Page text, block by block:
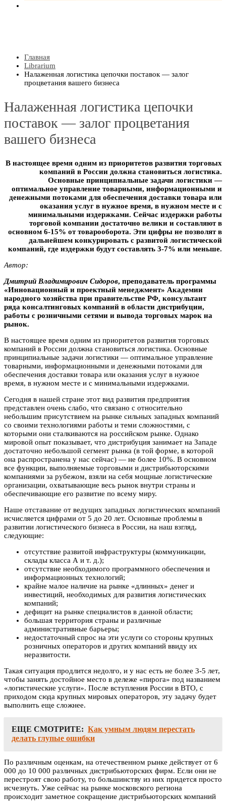
Главная
Librarium
Налаженная логистика цепочки поставок — залог
процветания вашего бизнеса
Налаженная логистика цепочки
поставок — залог процветания
вашего бизнеса
В настоящее время одним из приоритетов развития торговых
компаний в России должна становиться логистика.
Основные принципиальные задачи логистики —
оптимальное управление товарными, информационными и
денежными потоками для обеспечения доставки товара или
оказания услуг в нужное время, в нужном месте и с
минимальными издержками. Сейчас издержки работы
торговой компании достаточно велики и составляют в
основном 6-15% от товарооборота. Эти цифры не позволят в
дальнейшем конкурировать с развитой логистической
компаний, где издержки будут составлять 3-7% или меньше.
Автор:
Дмитрий Bлaдимиpoвич Cидopoв, преподаватель программы
«Инновационный и проектный менеджмент» Акaдемии
народного хозяйства при правительстве РФ, конcyльтант
ряда консалтинговых компаний в области дистрибуции,
работы с розничными сетями и вывода торговых марок на
рынок.
В настоящее время одним из приоритетов развития торговых
компаний в России должна становиться логистика. Основные
принципиальные задачи логистики — оптимальное управление
товарными, информационными и денежными потоками для
обеспечения доставки товара или оказания услуг в нужное
время, в нужном месте и с минимальными издержками.
Сегодня в нашей стране этот вид развития предприятия
представлен очень слабо, что связано с относительно
небольшим присутствием на рынке сильных западных компаний
со своими технологиями работы и теми сложностями, с
которыми они сталкиваются на российском рынке. Однако
мировой опыт показывает, что дистрибуция занимает на Западе
достаточно небольшой сегмент рынка (в той форме, в которой
она распространена у нас сейчас) — не более 10%. В основном
все функции, выполняемые торговыми и дистрибьюторскими
компаниями за рубежом, взяли на себя мощные логистические
организации, охватывающие весь рынок внутри страны и
обеспечивающие его развитие по всему миру.
Наше отставание от ведущих западных логистических компаний
исчисляется цифрами от 5 до 20 лет. Основные проблемы в
развитии логистического бизнеса в России, на наш взгляд,
следующие:
отсутствие развитой инфраструктуры (коммуникации,
склады класса А и т. д.);
отсутствие необходимого программного обеспечения и
информационных технологий;
крайне малое наличие на рынке «длинных» денег и
инвестиций, необходимых для развития логистических
компаний;
дефицит на рынке специалистов в данной области;
большая территория страны и различные
административные барьеры;
недостаточный спрос на эти услуги со стороны крупных
розничных операторов и других компаний ввиду их
неразвитости.
Такая ситуация продлится недолго, и у нас есть не более 3-5 лет,
чтобы занять достойное место в дележе «пирога» под названием
«логистические услуги». После вступления России в ВТО, с
приходом сюда крупных мировых операторов, эту задачу будет
выполнить еще сложнее.
ЕЩЕ СМОТРИТЕ: Как умным людям перестать
делать глупые ошибки
По различным оценкам, на отечественном рынке действует от 6
000 до 10 000 различных дистрибьюторских фирм. Если они не
перестроят свою работу, то большинству из них придется просто
исчезнуть. Уже сейчас на рынке московского региона
происходит заметное сокращение дистрибьюторских компаний